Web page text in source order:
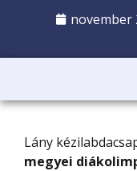
november
Lány
megyei